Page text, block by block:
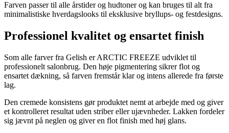
Farven passer til alle årstider og hudtoner og kan bruges til alt fra
minimalistiske hverdagslooks til eksklusive bryllups- og festdesigns.
Professionel kvalitet og ensartet finish
Som alle farver fra Gelish er ARCTIC FREEZE udviklet til
professionelt salonbrug. Den høje pigmentering sikrer flot og
ensartet dækning, så farven fremstår klar og intens allerede fra første
lag.
Den cremede konsistens gør produktet nemt at arbejde med og giver
et kontrolleret resultat uden striber eller ujævnheder. Lakken fordeler
sig jævnt på neglen og giver en flot finish med høj glans.